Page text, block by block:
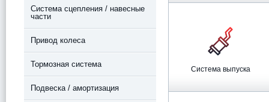
Система сцепления / навесные
части
Привод колеса
Тормозная система
Подвеска / амортизация
Система выпуска